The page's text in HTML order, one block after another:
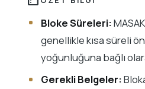
Bloke Süreleri:
genellikle kısa süreli
yoğunluğuna bağlı
Gerekli Belgeler: